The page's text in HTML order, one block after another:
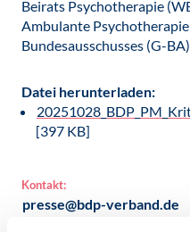
Beirats Psychotherapie
Ambulante
Bundesausschusses (G-
Datei herunterladen:
[397 KB]
Kontakt:
presse@bdp-verband.de